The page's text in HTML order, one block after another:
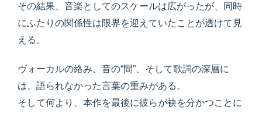
その結果、音楽としてのスケールは広がったが、同時
にふたりの関係性は限界を迎えていたことが透けて見
える。
ヴォーカルの絡み、音の“間”、そして歌詞の深層に
は、語られなかった言葉の重みがある。
そして何より、本作を最後に彼らが袂を分かつことに